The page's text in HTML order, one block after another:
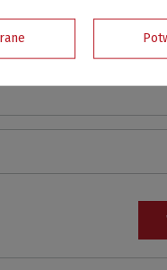
zdjęcie produktu: